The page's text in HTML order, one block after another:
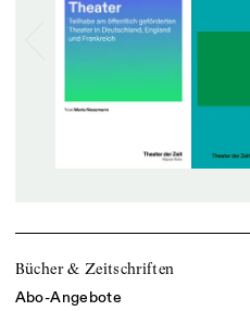
Bücher & Zeitschriften
Abo-Angebote